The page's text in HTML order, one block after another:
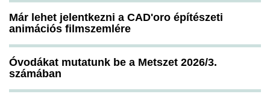
Már lehet jelentkezni a CAD'oro építészeti
animációs filmszemlére
Óvodákat mutatunk be a Metszet 2026/3.
számában